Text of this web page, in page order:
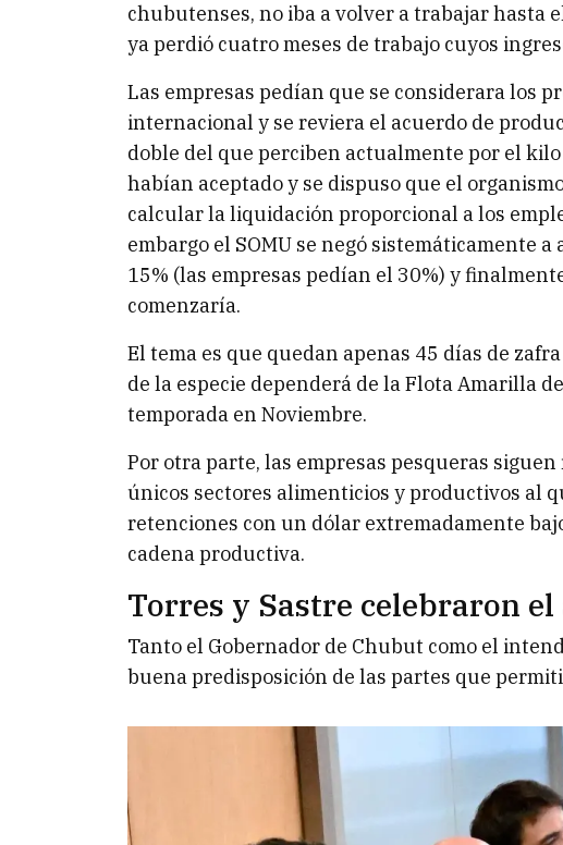
chubutenses, no iba a volver a trabajar hasta
ya perdió cuatro meses de trabajo cuyos
Las empresas pedían que se considerara los
internacional y se reviera el acuerdo de
doble del que perciben actualmente por el
habían aceptado y se dispuso que el
calcular la liquidación proporcional a los
embargo el SOMU se negó sistemáticamente
15% (las empresas pedían el 30%) y
comenzaría.
El tema es que quedan apenas 45 días de
de la especie dependerá de la Flota Amarilla
temporada en Noviembre.
Por otra parte, las empresas pesqueras
únicos sectores alimenticios y productivos al
retenciones con un dólar extremadamente
cadena productiva.
Torres y Sastre celebraron el
Tanto el Gobernador de Chubut como el
buena predisposición de las partes que